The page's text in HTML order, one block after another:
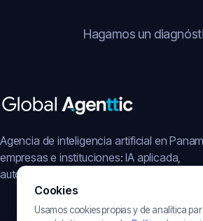
Hagamos un
Agencia de inteligencia artificial en
empresas e instituciones: IA aplicada,
automatización, plataformas y operación
Cookies
Usamos cookies propias y de analítica